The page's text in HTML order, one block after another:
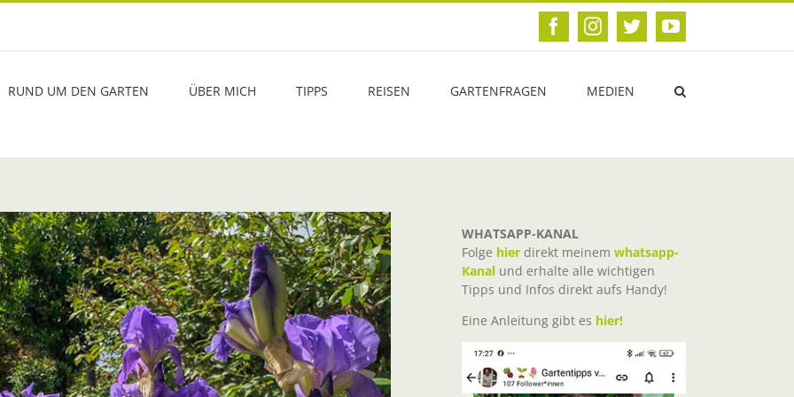
FacebookInstagram
TwitterYouTube
RUND UM DEN GARTEN ÜBER MICH TIPPS REISEN GARTENFRAGEN MEDIEN
WHATSAPP-KANAL
Folge hier direkt meinem whatsapp-
Kanal und erhalte alle wichtigen
Tipps und Infos direkt aufs Handy!
Eine Anleitung gibt es hier!